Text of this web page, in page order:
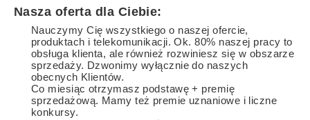
Nasza oferta dla Ciebie:
Nauczymy Cię wszystkiego o naszej ofercie,
produktach i telekomunikacji. Ok. 80% naszej pracy to
obsługa klienta, ale również rozwiniesz się w obszarze
sprzedaży. Dzwonimy wyłącznie do naszych
obecnych Klientów.
Co miesiąc otrzymasz podstawę + premię
sprzedażową. Mamy też premie uznaniowe i liczne
konkursy.